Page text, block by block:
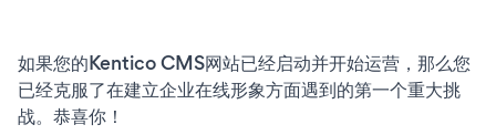
如果您的Kentico CMS网站已经启动并开始运营，那么您
已经克服了在建立企业在线形象方面遇到的第一个重大挑
战。恭喜你！